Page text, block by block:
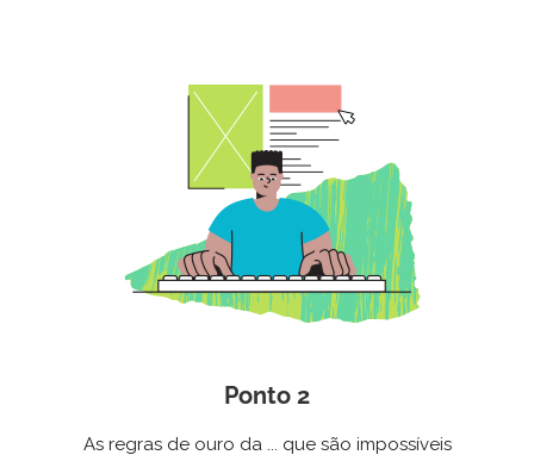
Ponto 2
As regras de ouro da ... que são impossíveis